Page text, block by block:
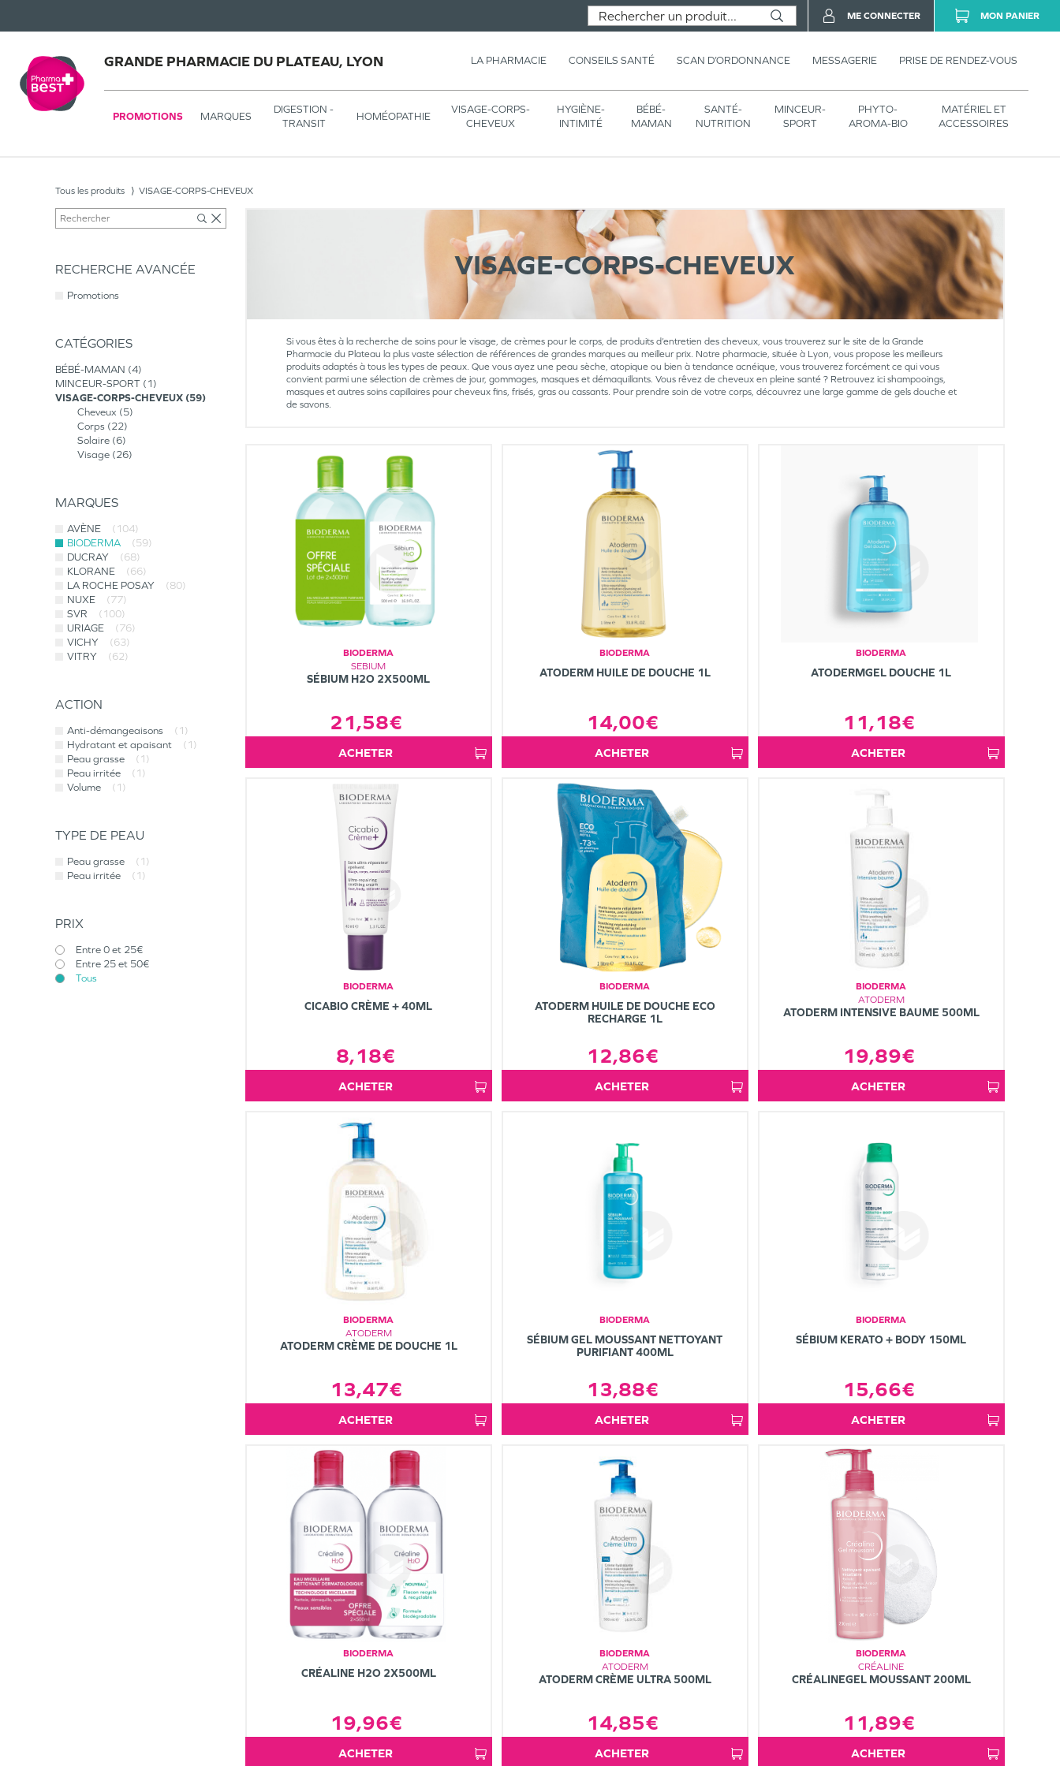
GRANDE PHARMACIE DU PLATEAU, LYON LA PHARMACIE CONSEILS SANTÉ SCAN D’ORDONNANCE MESSAGERIE PRISE DE RENDEZ-VOUS
PROMOTIONS MARQUES
DIGESTION -
TRANSIT
HOMÉOPATHIE
VISAGE-CORPS-
CHEVEUX
HYGIÈNE-
INTIMITÉ
BÉBÉ-
MAMAN
SANTÉ-
NUTRITION
MINCEUR-
SPORT
PHYTO-
AROMA-BIO
MATÉRIEL ET
ACCESSOIRES
ME CONNECTER MON PANIER
Tous les produits VISAGE-CORPS-CHEVEUX
RECHERCHE AVANCÉE
Promotions
CATÉGORIES
BÉBÉ-MAMAN 4
MINCEUR-SPORT
1
VISAGE-CORPS-CHEVEUX 59
Cheveux
5
Corps
22
Solaire 6
Visage 26
MARQUES
AVÈNE
(104)
BIODERMA
(59)
DUCRAY
(68)
KLORANE
(66)
LA ROCHE POSAY
(80)
NUXE
(77)
SVR
(100)
URIAGE
(76)
VICHY
(63)
VITRY
(62)
ACTION
Anti-démangeaisons
(1)
Hydratant et apaisant
(1)
Peau grasse
(1)
Peau irritée
(1)
Volume
(1)
TYPE DE PEAU
Peau grasse
(1)
Peau irritée
(1)
PRIX
Entre 0 et 25€
Entre 25 et 50€
Tous
VISAGE-CORPS-CHEVEUX
Si vous êtes à la recherche de soins pour le visage, de crèmes pour le corps, de produits d’entretien des cheveux, vous trouverez sur le site de la Grande
Pharmacie du Plateau la plus vaste sélection de références de grandes marques au meilleur prix. Notre pharmacie, située à Lyon, vous propose les meilleurs
produits adaptés à tous les types de peaux. Que vous ayez une peau sèche, atopique ou bien à tendance acnéique, vous trouverez forcément ce qui vous
convient parmi une sélection de crèmes de jour, gommages, masques et démaquillants. Vous rêvez de cheveux en pleine santé ? Retrouvez ici shampooings,
masques et autres soins capillaires pour cheveux fins, frisés, gras ou cassants. Pour prendre soin de votre corps, découvrez une large gamme de gels douche et
de savons.
BIODERMA
SEBIUM
SÉBIUM H2O 2X500ML
21,58€
ACHETER
BIODERMA
ATODERM HUILE DE DOUCHE 1L
14,00€
ACHETER
BIODERMA
ATODERMGEL DOUCHE 1L
11,18€
ACHETER
BIODERMA
CICABIO CRÈME + 40ML
8,18€
ACHETER
BIODERMA
ATODERM HUILE DE DOUCHE ECO
RECHARGE 1L
12,86€
ACHETER
BIODERMA
ATODERM
ATODERM INTENSIVE BAUME 500ML
19,89€
ACHETER
BIODERMA
ATODERM
ATODERM CRÈME DE DOUCHE 1L
13,47€
ACHETER
BIODERMA
SÉBIUM GEL MOUSSANT NETTOYANT
PURIFIANT 400ML
13,88€
ACHETER
BIODERMA
SÉBIUM KERATO + BODY 150ML
15,66€
ACHETER
BIODERMA
CRÉALINE H2O 2X500ML
19,96€
ACHETER
BIODERMA
ATODERM
ATODERM CRÈME ULTRA 500ML
14,85€
ACHETER
BIODERMA
CRÉALINE
CRÉALINEGEL MOUSSANT 200ML
11,89€
ACHETER